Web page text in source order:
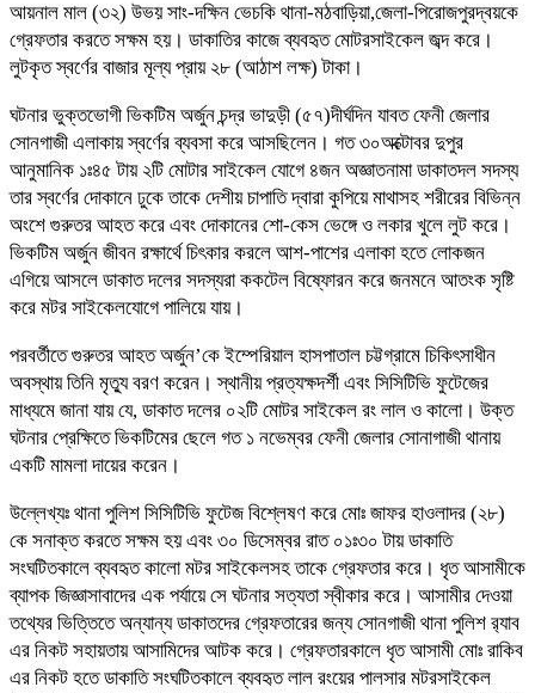
আয়নাল মাল (৩২) উভয় সাং-দক্ষিন ভেচকি থানা-মঠবাড়িয়া,জেলা-পিরোজপুরদ্বয়কে
গ্রেফতার করতে সক্ষম হয়। ডাকাতির কাজে ব্যবহৃত মোটরসাইকেল জব্দ করে।
লুটকৃত স্বর্ণের বাজার মূল্য প্রায় ২৮ (আঠাশ লক্ষ) টাকা।
ঘটনার ভুক্তভোগী ভিকটিম অর্জুন চন্দ্র ভাদুড়ী (৫৭)দীর্ঘদিন যাবত ফেনী জেলার
সোনগাজী এলাকায় স্বর্ণের ব্যবসা করে আসছিলেন। গত ৩০অক্টোবর দুপুর
আনুমানিক ১ঃ৪৫ টায় ২টি মোটার সাইকেল যোগে ৪জন অজ্ঞাতনামা ডাকাতদল সদস্য
তার স্বর্ণের দোকানে ঢুকে তাকে দেশীয় চাপাতি দ্বারা কুপিয়ে মাথাসহ শরীরের বিভিন্ন
অংশে গুরুতর আহত করে এবং দোকানের শো-কেস ভেঙ্গে ও লকার খুলে লুট করে।
ভিকটিম অর্জুন জীবন রক্ষার্থে চিৎকার করলে আশ-পাশের এলাকা হতে লোকজন
এগিয়ে আসলে ডাকাত দলের সদস্যরা ককটেল বিষ্ফোরন করে জনমনে আতংক সৃষ্টি
করে মটর সাইকেলযোগে পালিয়ে যায়।
পরবর্তীতে গুরুতর আহত অর্জুন’কে ইম্পেরিয়াল হাসপাতাল চট্টগ্রামে চিকিৎসাধীন
অবস্থায় তিনি মৃত্যু বরণ করেন। স্থানীয় প্রত্যক্ষদর্শী এবং সিসিটিভি ফুটেজের
মাধ্যমে জানা যায় যে, ডাকাত দলের ০২টি মোটর সাইকেল রং লাল ও কালো। উক্ত
ঘটনার প্রেক্ষিতে ভিকটিমের ছেলে গত ১ নভেম্বর ফেনী জেলার সোনাগাজী থানায়
একটি মামলা দায়ের করেন।
উল্লেখ্যঃ থানা পুলিশ সিসিটিভি ফুটেজ বিশ্লেষণ করে মোঃ জাফর হাওলাদর (২৮)
কে সনাক্ত করতে সক্ষম হয় এবং ৩০ ডিসেম্বর রাত ০১ঃ৩০ টায় ডাকাতি
সংঘটিতকালে ব্যবহৃত কালো মটর সাইকেলসহ তাকে গ্রেফতার করে। ধৃত আসামীকে
ব্যাপক জিজ্ঞাসাবাদের এক পর্যায়ে সে ঘটনার সত্যতা স্বীকার করে। আসামীর দেওয়া
তথ্যের ভিত্তিতে অন্যান্য ডাকাতদের গ্রেফতারের জন্য সোনগাজী থানা পুলিশ র‌্যাব
এর নিকট সহায়তায় আসামিদের আটক করে। গ্রেফতারকালে ধৃত আসামী মোঃ রাকিব
এর নিকট হতে ডাকাতি সংঘটিতকালে ব্যবহৃত লাল রংয়ের পালসার মটরসাইকেল